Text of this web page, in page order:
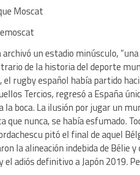
Moscat
un estadio minúsculo,
de la historia del deporte
el rugby español había partido
Tercios, regresó a España
la boca. La ilusión por jugar un
que nunca, se había esfumado.
pitó el final de aquel
la alineación indebida de Bélie
el adiós definitivo a Japón 2019.